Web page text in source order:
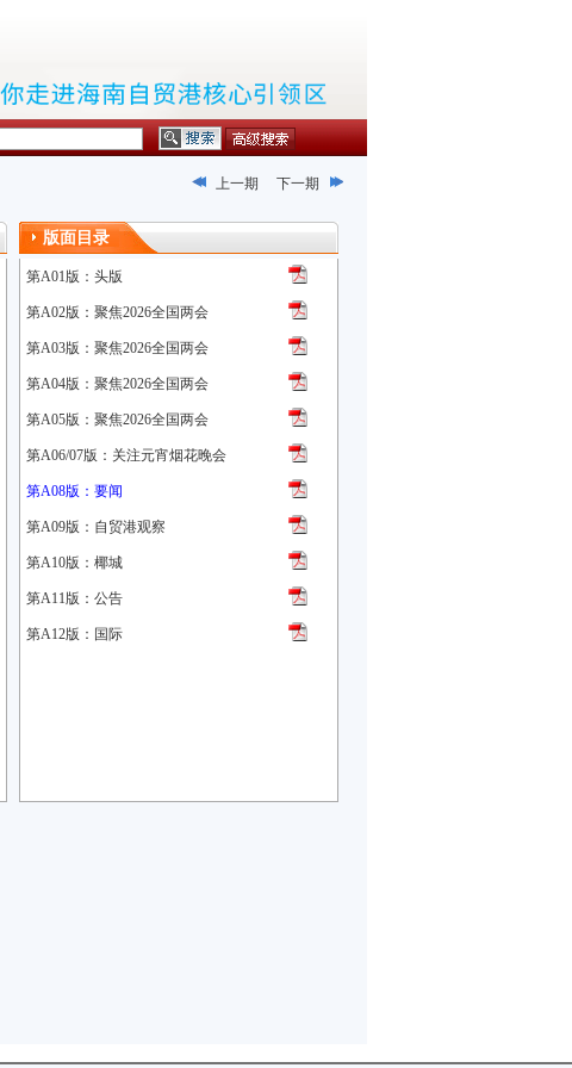
上一期 下一期
版面目录
第A01版：头版
第A02版：聚焦2026全国两会
第A03版：聚焦2026全国两会
第A04版：聚焦2026全国两会
第A05版：聚焦2026全国两会
第A06/07版：关注元宵烟花晚会
第A08版：要闻
第A09版：自贸港观察
第A10版：椰城
第A11版：公告
第A12版：国际